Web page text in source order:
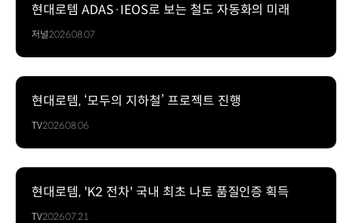
현대로템 ADAS·IEOS로 보는 철도 자동화의 미래
저널2026.08.07
현대로템, ‘모두의 지하철’ 프로젝트 진행
TV2026.08.06
현대로템, 'K2 전차' 국내 최초 나토 품질인증 획득
TV2026.07.21